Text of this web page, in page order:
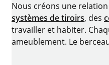
Nous créons une
systèmes de tiroirs, des
travailler et habiter.
ameublement. Le